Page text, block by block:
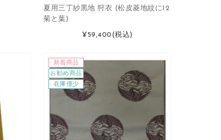
夏用三丁紗黒地 狩衣 (松皮菱地紋に12
菊と葉)
¥59,400 (税込)
新着商品
お勧め商品
在庫僅少